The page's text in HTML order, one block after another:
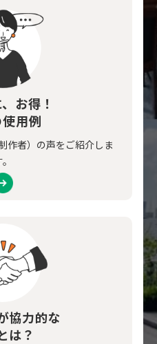
お得！
用例
作者）の声をご紹介しま
協力的な
は？